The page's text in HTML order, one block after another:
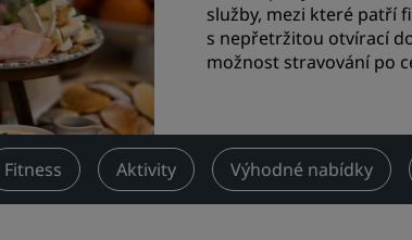
si cenovou nabídku
pro akce
řešení
lety
Svatební
Cestující
Hotely v
Navštivte
služby, mezi které patří
s nepřetržitou otvírací
možnost stravování po
Fitness Aktivity Výhodné nabídky